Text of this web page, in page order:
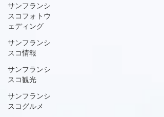
サンフランシ
スコフォトウ
ェディング
サンフランシ
スコ情報
サンフランシ
スコ観光
サンフランシ
スコグルメ